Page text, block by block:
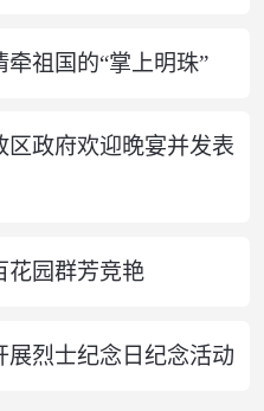
祖国的“掌上明珠”
区政府欢迎晚宴并发表
花园群芳竞艳
展烈士纪念日纪念活动